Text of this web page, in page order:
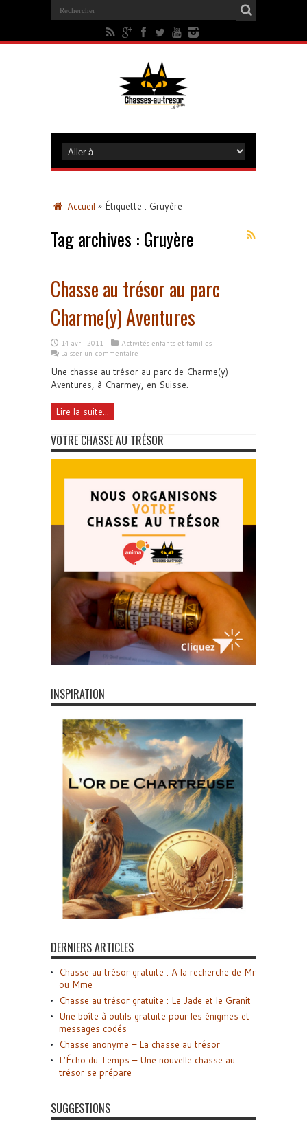
Accueil » Étiquette : Gruyère
Tag archives : Gruyère
Chasse au trésor au parc
Charme(y) Aventures
14 avril 2011
Activités enfants et familles
Laisser un commentaire
Une chasse au trésor au parc de Charme(y)
Aventures, à Charmey, en Suisse.
Lire la suite...
VOTRE CHASSE AU TRÉSOR
INSPIRATION
DERNIERS ARTICLES
Chasse au trésor gratuite : A la recherche de Mr
ou Mme
Chasse au trésor gratuite : Le Jade et le Granit
Une boîte à outils gratuite pour les énigmes et
messages codés
Chasse anonyme – La chasse au trésor
L’Écho du Temps – Une nouvelle chasse au
trésor se prépare
SUGGESTIONS